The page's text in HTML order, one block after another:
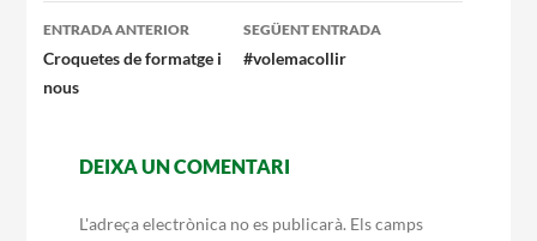
Navegació
per
les
ENTRADA ANTERIOR
Croquetes de formatge i
nous
SEGÜENT ENTRADA
#volemacollir
DEIXA UN COMENTARI
L'adreça electrònica no es publicarà. Els camps
Memòria d'activitats
Proposta educativa
Notícies